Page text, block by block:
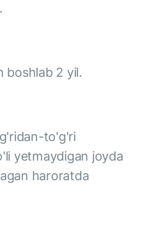
boshlab 2 yil.
to'g'ri
yetmaydigan joyda
haroratda